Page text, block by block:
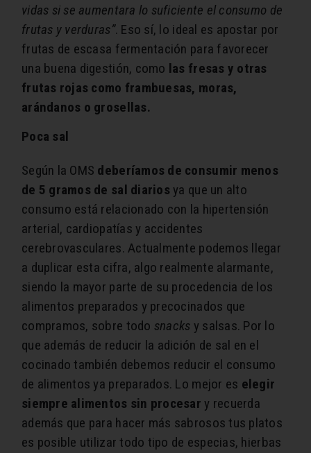
vidas si se aumentara lo suficiente el consumo de
frutas y verduras”. Eso sí, lo ideal es apostar por
frutas de escasa fermentación para favorecer
una buena digestión, como las fresas y otras
frutas rojas como frambuesas, moras,
arándanos o grosellas.
Poca sal
Según la OMS deberíamos de consumir menos
de 5 gramos de sal diarios ya que un alto
consumo está relacionado con la hipertensión
arterial, cardiopatías y accidentes
cerebrovasculares. Actualmente podemos llegar
a duplicar esta cifra, algo realmente alarmante,
siendo la mayor parte de su procedencia de los
alimentos preparados y precocinados que
compramos, sobre todo snacks y salsas. Por lo
que además de reducir la adición de sal en el
cocinado también debemos reducir el consumo
de alimentos ya preparados. Lo mejor es elegir
siempre alimentos sin procesar y recuerda
además que para hacer más sabrosos tus platos
es posible utilizar todo tipo de especias, hierbas